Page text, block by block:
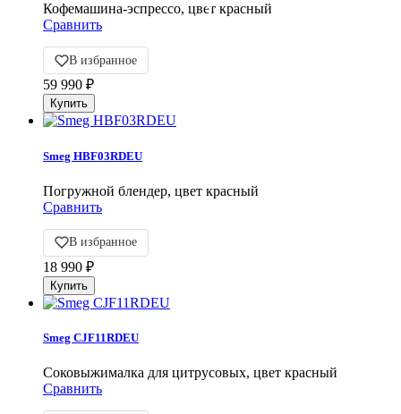
Кофемашина-эспрессо, цвет красный
Сравнить
В избранное
59 990 ₽
Smeg HBF03RDEU
Погружной блендер, цвет красный
Сравнить
В избранное
18 990 ₽
Smeg CJF11RDEU
Соковыжималка для цитрусовых, цвет красный
Сравнить